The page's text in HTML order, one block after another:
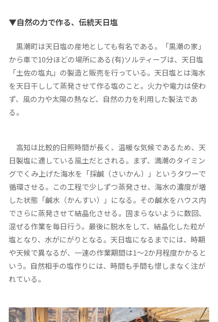
▼自然の力で作る、伝統天日塩
黒潮町は天日塩の産地としても有名である。「黒潮の家」
から車で10分ほどの場所にある(有)ソルティーブは、天日塩
「土佐の塩丸」の製造と販売を行っている。天日塩とは海水
を天日干しして蒸発させて作る塩のこと。火力や電力は使わ
ず、風の力や太陽の熱など、自然の力を利用した製法であ
る。
高知は比較的日照時間が長く、温暖な気候であるため、天
日製塩に適している風土だとされる。まず、満潮のタイミン
グでくみ上げた海水を「採鹹（さいかん）」というタワーで
循環させる。この工程で少しずつ蒸発させ、海水の濃度が増
した状態「鹹水（かんすい）」になる。その鹹水をハウス内
でさらに蒸発させて結晶化させる。固まらないように数回、
混ぜる作業を毎日行う。最後に脱水をして、結晶化した粒が
塩となり、水がにがりとなる。天日塩になるまでには、時期
や天候で異なるが、一連の作業期間は1～2か月程度かかると
いう。自然相手の塩作りには、時間も手間も惜しまなく注が
れている。